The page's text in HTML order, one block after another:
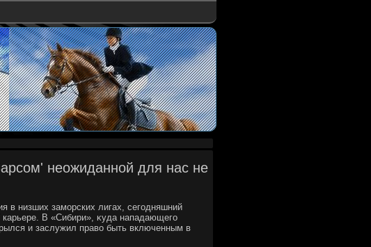
неожиданной для нас не
в низших заморских лигах, сегодняшний
карьере. В «Сибири», κуда нападающего
и заслужил правο быть включенным в